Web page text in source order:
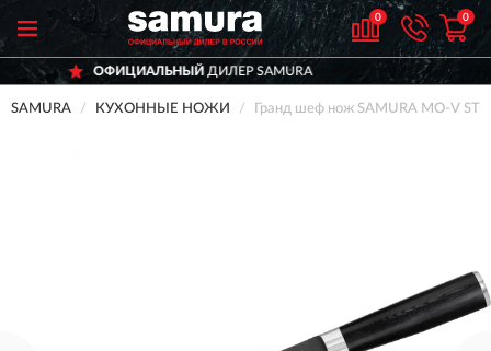
0 0
ДИЛЕР SAMURA
SAMURA КУХОННЫЕ НОЖИ Гранд шеф нож SAMURA MO-V